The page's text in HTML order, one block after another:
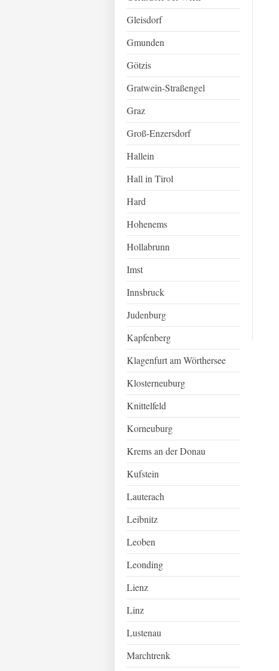
Gleisdorf
Gmunden
Götzis
Gratwein-Straßengel
Graz
Groß-Enzersdorf
Hallein
Hall in Tirol
Hard
Hohenems
Hollabrunn
Imst
Innsbruck
Judenburg
Kapfenberg
Klagenfurt am Wörthersee
Klosterneuburg
Knittelfeld
Korneuburg
Krems an der Donau
Kufstein
Lauterach
Leibnitz
Leoben
Leonding
Lienz
Linz
Lustenau
Marchtrenk